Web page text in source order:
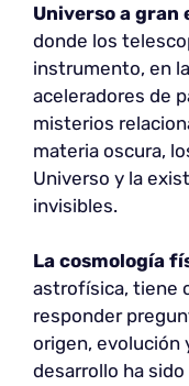
Universo a gran
donde los
instrumento, en
aceleradores de
misterios
materia oscura,
Universo y la
invisibles.
La cosmología
astrofísica, tiene
responder
origen, evolución
desarrollo ha